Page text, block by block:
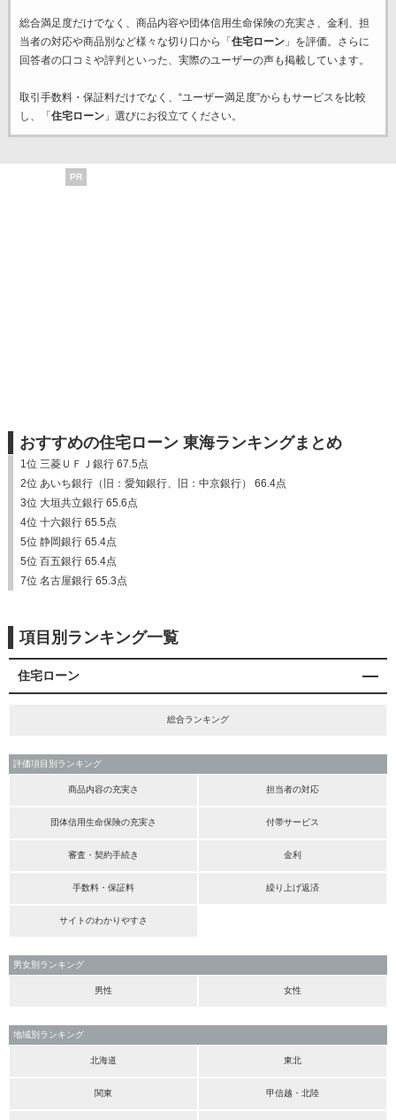
総合満足度だけでなく、商品内容や団体信用生命保険の充実さ、金利、担
当者の対応や商品別など様々な切り口から「 住宅ローン」を評価。さらに
回答者の口コミや評判といった、実際のユーザーの声も掲載しています。
取引手数料・保証料だけでなく、“ユーザー満足度”からもサービスを比較
し、「 住宅ローン」選びにお役立てください。
PR
おすすめの住宅ローン 東海ランキングまとめ
1位 三菱ＵＦＪ銀行 67.5点
2位 あいち銀行（旧：愛知銀行、旧：中京銀行） 66.4点
3位 大垣共立銀行 65.6点
4位 十六銀行 65.5点
5位 静岡銀行 65.4点
5位 百五銀行 65.4点
7位 名古屋銀行 65.3点
項目別ランキング一覧
住宅ローン
総合ランキング
評価項目別ランキング
商品内容の充実さ 担当者の対応
団体信用生命保険の充実さ 付帯サービス
審査・契約手続き 金利
手数料・保証料 繰り上げ返済
サイトのわかりやすさ
男女別ランキング
男性 女性
地域別ランキング
北海道 東北
関東 甲信越・北陸